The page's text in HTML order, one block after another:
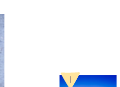
1